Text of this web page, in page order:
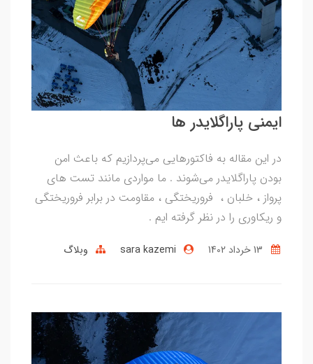
ایمنی پاراگلایدر ها
در این مقاله به فاکتورهایی می‌پردازیم که باعث امن
بودن پاراگلایدر می‌شوند . ما مواردی مانند تست های
پرواز ، خلبان ، فروریختگی ، مقاومت در برابر فروریختگی
و ریکاوری را در نظر گرفته ایم .
sara kazemi وبلاگ